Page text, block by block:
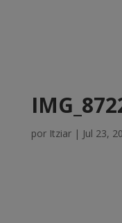
por Itziar| Jul 23,